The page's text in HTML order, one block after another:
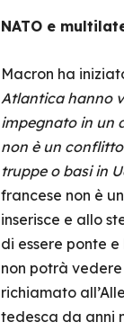
NATO e
Macron ha
Atlantica hanno
impegnato in un
non è un conflitto
truppe o basi in
francese non è
inserisce e allo
di essere ponte
non potrà
richiamato
tedesca da anni